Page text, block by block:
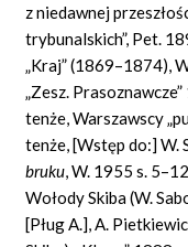
z niedawnej
trybunalskich”, Pet.
„Kraj” (1869–1874),
„Zesz.
tenże, Warszawscy
tenże, [Wstęp do:] W.
bruku, W. 1955 s.
Wołody Skiba (W.
[Pług A.], A.